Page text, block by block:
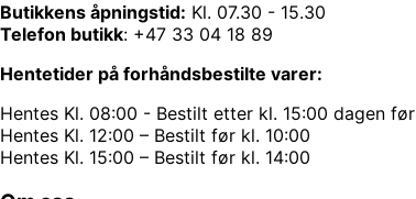
Butikkens åpningstid: Kl. 07.30 - 15.30
Telefon butikk: +47 33 04 18 89
Hentetider på forhåndsbestilte varer:
Hentes Kl. 08:00 - Bestilt etter kl. 15:00 dagen før
Hentes Kl. 12:00 – Bestilt før kl. 10:00
Hentes Kl. 15:00 – Bestilt før kl. 14:00